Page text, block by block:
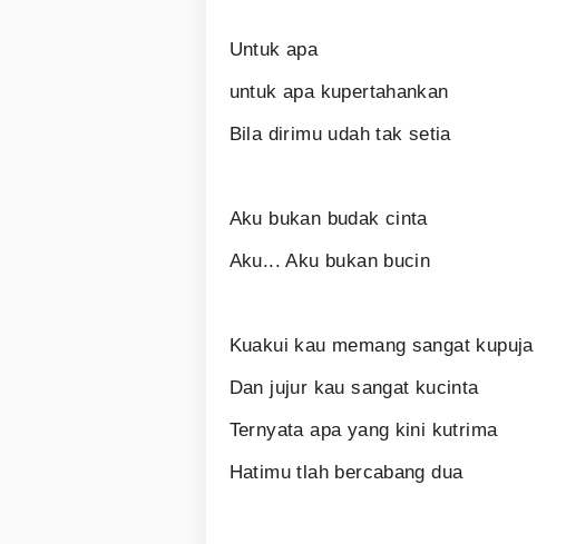
Untuk apa
untuk apa kupertahankan
Bila dirimu udah tak setia
Aku bukan budak cinta
Aku... Aku bukan bucin
Kuakui kau memang sangat kupuja
Dan jujur kau sangat kucinta
Ternyata apa yang kini kutrima
Hatimu tlah bercabang dua